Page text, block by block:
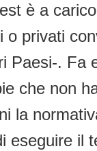
è a
privati
Paesi-. Fa
che non
la
eseguire il